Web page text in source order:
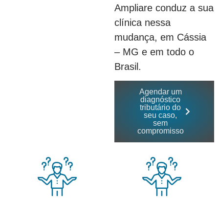
Ampliare conduz a sua
clínica nessa
mudança, em Cássia
– MG e em todo o
Brasil.
Agendar um
diagnóstico
tributário do
seu caso,
sem
compromisso